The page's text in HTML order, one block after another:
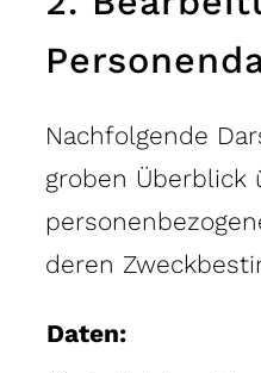
Nachfolgende
groben Überblick
deren
Daten: